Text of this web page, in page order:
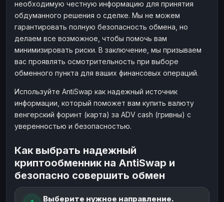
необходимую честную информацию для принятия
обдуманного решения о сделке. Мы не можем
гарантировать полную безопасность обмена, но
делаем все возможное, чтобы помочь вам
минимизировать риски. В заключение, мы призываем
вас проявлять осмотрительность при выборе
обменного пункта для ваших финансовых операций.
Используйте AntiSwap как надежный источник
информации, который поможет вам купить валюту
венгерский форинт (карта) за ADV cash (гривны) с
уверенностью и безопасностью.
Как выбрать надежный
криптообменник на AntiSwap и
безопасно совершить обмен
Выберите нужное направление.